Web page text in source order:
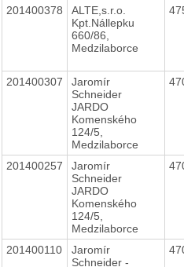
201400378
ALTE,s.r.o.
Kpt.Nállepku
660/86,
Medzilaborce
201400307
Jaromír
Schneider
JARDO
Komenského
124/5,
Medzilaborce
201400257
Jaromír
Schneider
JARDO
Komenského
124/5,
Medzilaborce
201400110
Jaromír
Schneider -